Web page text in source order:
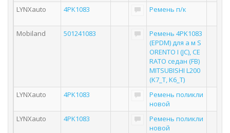
LYNXauto
4PK1083 Ремень п/к
Mobiland 501241083
Ремень 4PK1083
(EPDM) для а м S
ORENTO I (JC), CE
RATO седан (FB)
MITSUBISHI L200
(K7_T, K6_T)
LYNXauto
4PK1083
Ремень поликли
новой
LYNXauto
4PK1083
Ремень поликли
новой